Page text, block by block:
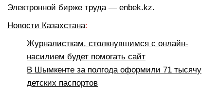
Электронной бирже труда — enbek.kz.
Новости Казахстана:
Журналисткам, столкнувшимся с онлайн-
насилием будет помогать сайт
В Шымкенте за полгода оформили 71 тысячу
детских паспортов